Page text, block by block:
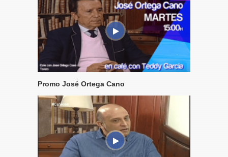
Promo José Ortega Cano